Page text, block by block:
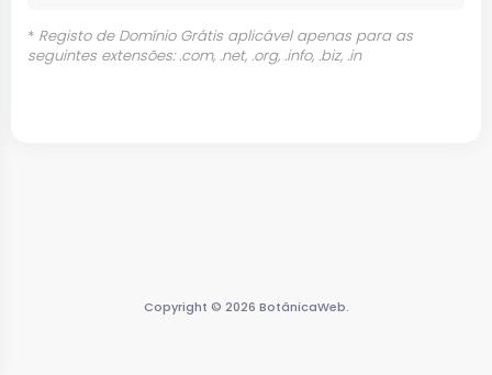
* Registo de Domínio Grátis aplicável apenas para as
seguintes extensões: .com, .net, .org, .info, .biz, .in
Copyright © 2026 BotânicaWeb.